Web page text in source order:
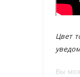
Цвет
Вы